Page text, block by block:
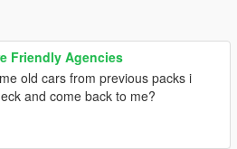
Friendly Agencies
old cars from previous packs i
and come back to me?